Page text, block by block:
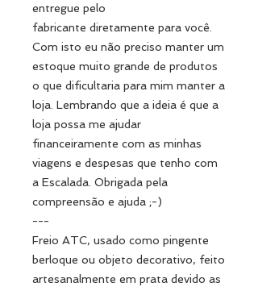
entregue pelo
fabricante diretamente para você.
Com isto eu não preciso manter um
estoque muito grande de produtos
o que dificultaria para mim manter a
loja. Lembrando que a ideia é que a
loja possa me ajudar
financeiramente com as minhas
viagens e despesas que tenho com
a Escalada. Obrigada pela
compreensão e ajuda ;-)
---
Freio ATC, usado como pingente
berloque ou objeto decorativo, feito
artesanalmente em prata devido as